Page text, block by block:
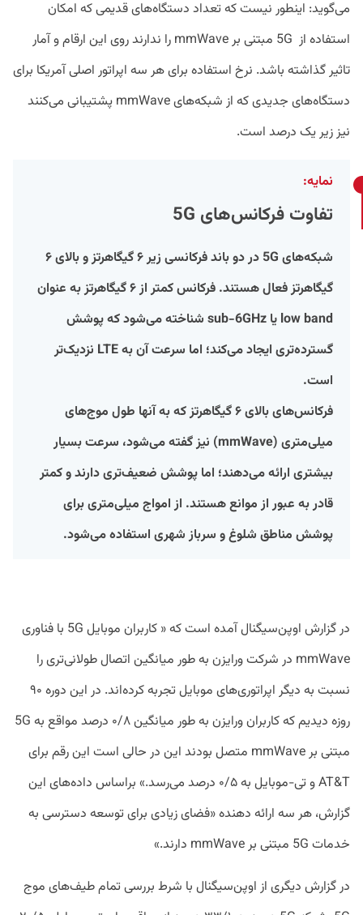
می‌گوید: اینطور نیست که تعداد دستگاه‌های قدیمی که امکان
استفاده از 5G مبتنی بر mmWave را ندارند روی این ارقام و آمار
تاثیر گذاشته باشد. نرخ استفاده برای هر سه اپراتور اصلی آمریکا برای
دستگاه‌های جدیدی که از شبکه‌های mmWave پشتیبانی می‌کنند
نیز زیر یک درصد است.
نمایه:
تفاوت فرکانس‌های 5G
شبکه‌های 5G در دو باند فرکانسی زیر ۶ گیگاهرتز و بالای ۶
گیگاهرتز فعال هستند. فرکانس کمتر از ۶ گیگاهرتز به عنوان
low band یا sub-6GHz شناخته می‌شود که پوشش
گسترده‌تری ایجاد می‌کند؛ اما سرعت آن به LTE نزدیک‌تر
است.
فرکانس‌های بالای ۶ گیگاهرتز که به آنها طول موج‌های
میلی‌متری (mmWave) نیز گفته می‌شود، سرعت بسیار
بیشتری ارائه می‌دهند؛ اما پوشش ضعیف‌تری دارند و کمتر
قادر به عبور از موانع هستند. از امواج میلی‌متری برای
پوشش مناطق شلوغ و سرباز شهری استفاده می‌شود.
در گزارش اوپن‌سیگنال آمده است که « کاربران موبایل 5G با فناوری
mmWave در شرکت ورایزن به طور میانگین اتصال طولانی‌تری را
نسبت به دیگر اپراتوری‌های موبایل تجربه کرده‌اند. در این دوره ۹۰
روزه دیدیم که کاربران ورایزن به طور میانگین ۰/۸ درصد مواقع به 5G
مبتنی بر mmWave متصل بودند این در حالی است این رقم برای
AT&T و تی-موبایل به ۰/۵ درصد می‌رسد.» براساس داده‌های این
گزارش، هر سه ارائه دهنده «فضای زیادی برای توسعه دسترسی به
خدمات 5G مبتنی بر mmWave دارند.»
در گزارش دیگری از اوپن‌سیگنال با شرط بررسی تمام طیف‌های موج